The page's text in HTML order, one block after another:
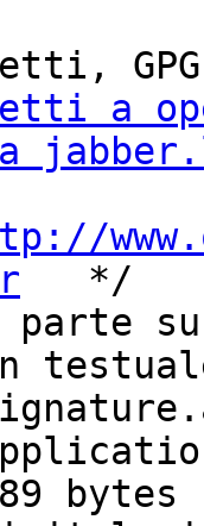
GPG
a
a
   */
bytes